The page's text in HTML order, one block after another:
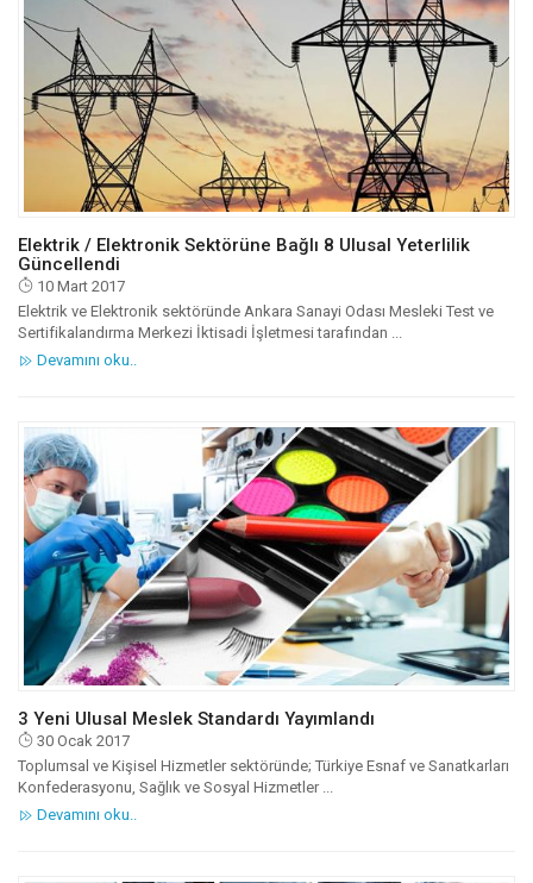
Elektrik / Elektronik Sektörüne Bağlı 8 Ulusal Yeterlilik
Güncellendi
10 Mart 2017
Elektrik ve Elektronik sektöründe Ankara Sanayi Odası Mesleki Test ve
Sertifikalandırma Merkezi İktisadi İşletmesi tarafından ...
Devamını oku..
3 Yeni Ulusal Meslek Standardı Yayımlandı
30 Ocak 2017
Toplumsal ve Kişisel Hizmetler sektöründe; Türkiye Esnaf ve Sanatkarları
Konfederasyonu, Sağlık ve Sosyal Hizmetler ...
Devamını oku..